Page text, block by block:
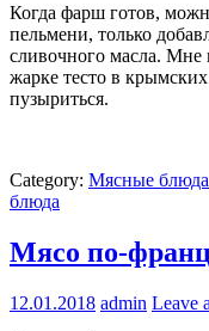
Когда фарш готов,
пельмени, только
сливочного масла. Мне
жарке тесто в
пузыриться.
Category: Мясные блюда
блюда
Мясо по-
12.01.2018 admin Leave